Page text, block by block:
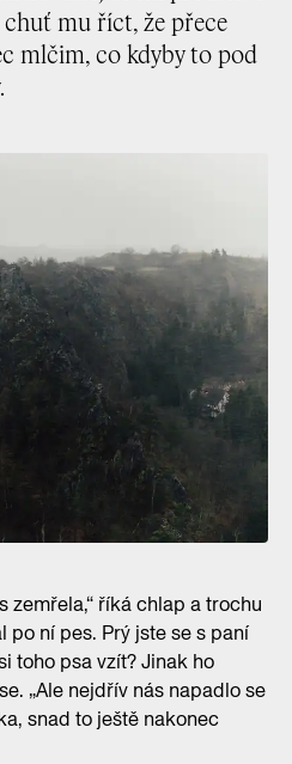
mu říct, že přece
mlčim, co kdyby to pod
zemřela,“ říká chlap a trochu
po ní pes. Prý jste se s paní
toho psa vzít? Jinak ho
„Ale nejdřív nás napadlo se
snad to ještě nakonec